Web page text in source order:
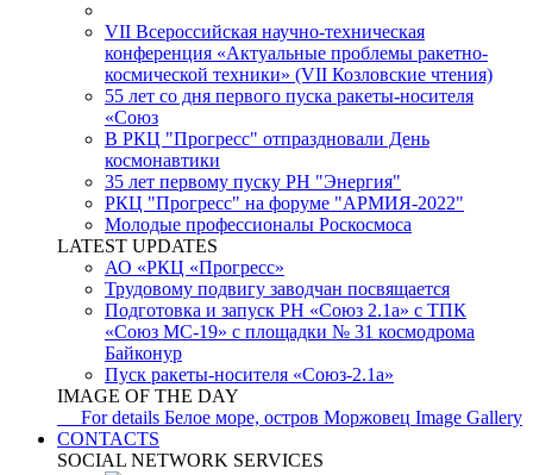
VII Всероссийская научно-техническая
конференция «Актуальные проблемы ракетно-
космической техники» (VII Козловские чтения)
55 лет со дня первого пуска ракеты-носителя
«Союз
В РКЦ "Прогресс" отпраздновали День
космонавтики
35 лет первому пуску РН "Энергия"
РКЦ "Прогресс" на форуме "АРМИЯ-2022"
Молодые профессионалы Роскосмоса
LATEST UPDATES
АО «РКЦ «Прогресс»
Трудовому подвигу заводчан посвящается
Подготовка и запуск РН «Союз 2.1а» с ТПК
«Союз МС-19» с площадки № 31 космодрома
Байконур
Пуск ракеты-носителя «Союз-2.1а»
IMAGE OF THE DAY
For details Белое море, остров Моржовец Image Gallery
CONTACTS
SOCIAL NETWORK SERVICES